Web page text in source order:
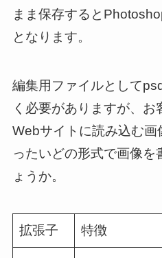
まま保存すると
となります。
編集用ファイルとして
く必要がありますが、お
Webサイトに読み込む画
ったいどの形式で画像を
ょうか。
拡張子 特徴